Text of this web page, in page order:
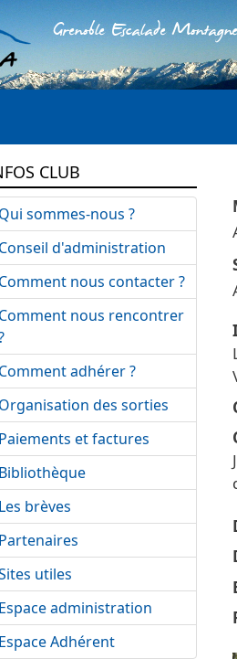
Grenoble Escalade
CLUB
Qui sommes-nous ?
Conseil d'administration
Comment nous contacter ?
Comment nous rencontrer
Comment adhérer ?
Organisation des sorties
Paiements et factures
Bibliothèque
Les brèves
Partenaires
utiles
Espace administration
Espace Adhérent